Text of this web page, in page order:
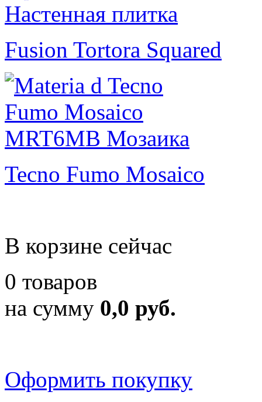
Fusion Tortora Squared
Tecno Fumo Mosaico
В корзине сейчас
0 товаров
на сумму 0,0 руб.
Оформить покупку